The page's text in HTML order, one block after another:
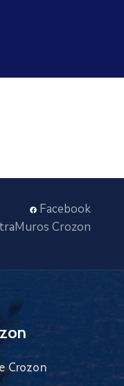
Facebook
Crozon
Crozon